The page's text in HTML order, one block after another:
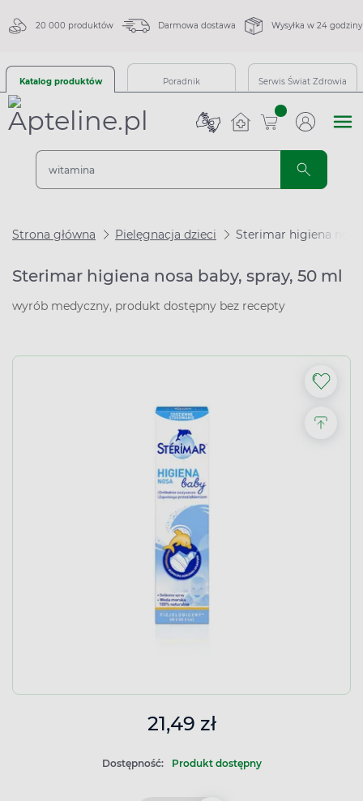
20 000 produktów Darmowa dostawa Wysyłka w 24 godziny
Katalog produktów Poradnik Serwis Świat Zdrowia
sztuk
Strona główna Pielęgnacja dzieci Sterimar higiena
Sterimar higiena nosa baby, spray, 50 ml
wyrób medyczny, produkt dostępny bez recepty
21,49 zł
Dostępność: Produkt dostępny